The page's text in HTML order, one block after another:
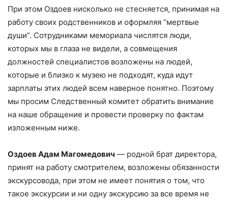
При этом Оздоев нисколько не стесняется, принимая на
работу своих родственников и оформляя “мертвые
души”. Сотрудниками мемориала числятся люди,
которых мы в глаза не видели, а совмещения
должностей специалистов возложены на людей,
которые и близко к музею не подходят, куда идут
зарплаты этих людей всем наверное понятно. Поэтому
мы просим Следственный комитет обратить внимание
на наше обращение и провести проверку по фактам
изложенным ниже.
Оздоев Адам Магомедович — родной брат директора,
принят на работу смотрителем, возложены обязанности
экскурсовода, при этом не имеет понятия о том, что
такое экскурсии и ни одну экскурсию за все время не